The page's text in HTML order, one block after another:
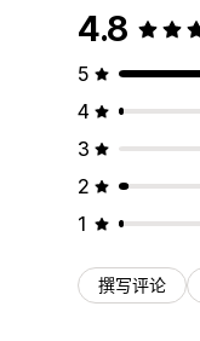
4.8
5
4
3
2
1
撰写评论